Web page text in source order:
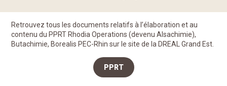
Retrouvez tous les documents relatifs à l’élaboration et au
contenu du PPRT Rhodia Operations (devenu Alsachimie),
Butachimie, Borealis PEC-Rhin sur le site de la DREAL Grand Est.
PPRT